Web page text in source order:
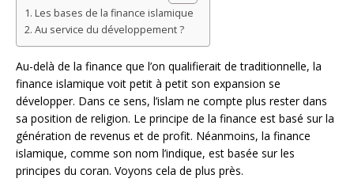
Les bases de la finance islamique
Au service du développement ?
Au-delà de la finance que l’on qualifierait de traditionnelle, la
finance islamique voit petit à petit son expansion se
développer. Dans ce sens, l’islam ne compte plus rester dans
sa position de religion. Le principe de la finance est basé sur la
génération de revenus et de profit. Néanmoins, la finance
islamique, comme son nom l’indique, est basée sur les
principes du coran. Voyons cela de plus près.